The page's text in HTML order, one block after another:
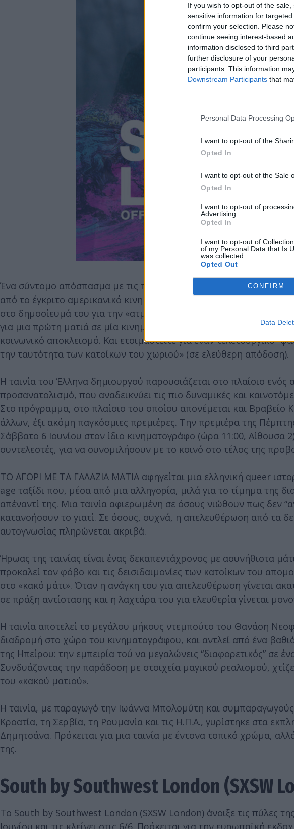
If you wish to opt-out of the
sensitive information for
confirm your selection. Please
continue seeing interest-based
information disclosed to third
further disclosure of your
participants. This information
Downstream Participants that
Personal Data Processing
I want to opt-out of the
Opted In
I want to opt-out of the Sale
Opted In
I want to opt-out of
Advertising.
Opted In
I want to opt-out of
of my Personal Data that Is
was collected.
Opted Out
CONFIRM
Data
Ένα σύντομο απόσπασμα με τις πρώτες εικόνες του έργου
από το έγκριτο αμερικανικό κινηματογραφικό περιοδικό The
στο δημοσίευμά του για την «ατμοσφαιρική και ποιητική αυτή
για μια πρώτη ματιά σε μία κινηματογραφική αλληγορία για τη
κοινωνικό αποκλεισμό. Και ετοιμαστείτε για έναν τελετουργικό
την ταυτότητα των κατοίκων του χωριού» (σε ελεύθερη απόδοση).
Η ταινία του Έλληνα δημιουργού παρουσιάζεται στο πλαίσιο
προσανατολισμό, που αναδεικνύει τις πιο δυναμικές και
Στο πρόγραμμα, στο πλαίσιο του οποίου απονέμεται και Βραβείο
άλλων, έξι ακόμη παγκόσμιες πρεμιέρες. Την πρεμιέρα της
Σάββατο 6 Ιουνίου στον ίδιο κινηματογράφο (ώρα 11:00, Αίθουσα
συντελεστές, για να συνομιλήσουν με το κοινό στο τέλος της
ΤΟ ΑΓΟΡΙ ΜΕ ΤΑ ΓΑΛΑΖΙΑ ΜΑΤΙΑ αφηγείται μια ελληνική queer
age ταξίδι που, μέσα από μια αλληγορία, μιλά για το τίμημα της
απέναντί της. Μια ταινία αφιερωμένη σε όσους νιώθουν πως δεν
κατανοήσουν το γιατί. Σε όσους, συχνά, η απελευθέρωση από τα
αυτογνωσίας πληρώνεται ακριβά.
Ήρωας της ταινίας είναι ένας δεκαπεντάχρονος με ασυνήθιστα
προκαλεί τον φόβο και τις δεισιδαιμονίες των κατοίκων του
στο «κακό μάτι». Όταν η ανάγκη του για απελευθέρωση γίνεται
σε πράξη αντίστασης και η λαχτάρα του για ελευθερία γίνεται
Η ταινία αποτελεί το μεγάλου μήκους ντεμπούτο του Θανάση
διαδρομή στο χώρο του κινηματογράφου, και αντλεί από ένα
της Ηπείρου: την εμπειρία τού να μεγαλώνεις “διαφορετικός” σε
Συνδυάζοντας την παράδοση με στοιχεία μαγικού ρεαλισμού,
του «κακού ματιού».
Η ταινία, με παραγωγό την Ιωάννα Μπολομύτη και
Κροατία, τη Σερβία, τη Ρουμανία και τις Η.Π.Α., γυρίστηκε στα
Δημητσάνα. Πρόκειται για μια ταινία με έντονα τοπικό χρώμα,
της.
South by Southwest London (SXSW
Το South by Southwest London (SXSW London) άνοιξε τις πύλες
Ιουνίου και τις κλείνει στις 6/6. Πρόκειται για την ευρωπαϊκή